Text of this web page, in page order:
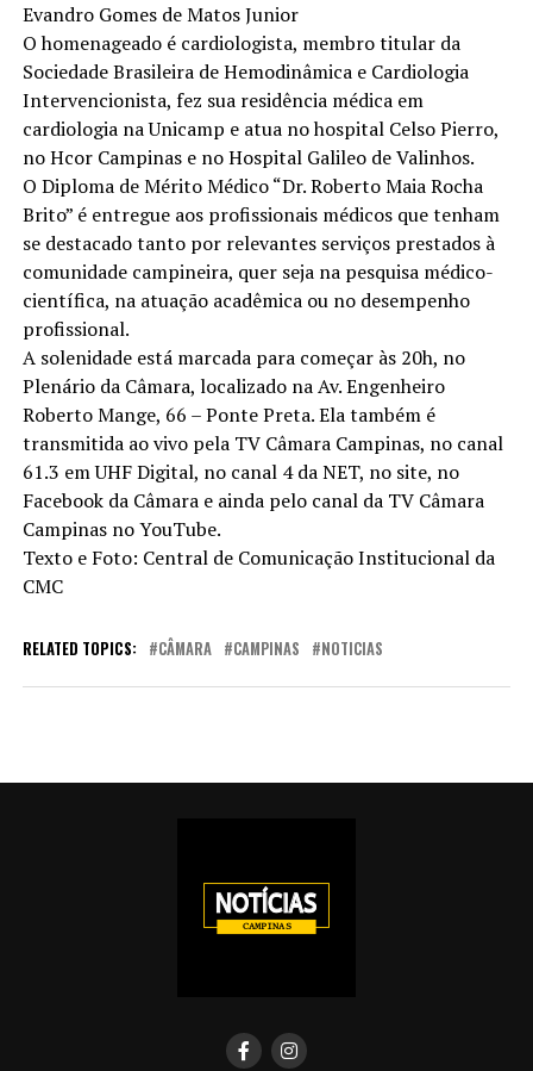
Evandro Gomes de Matos Junior
O homenageado é cardiologista, membro titular da
Sociedade Brasileira de Hemodinâmica e Cardiologia
Intervencionista, fez sua residência médica em
cardiologia na Unicamp e atua no hospital Celso Pierro,
no Hcor Campinas e no Hospital Galileo de Valinhos.
O Diploma de Mérito Médico “Dr. Roberto Maia Rocha
Brito” é entregue aos profissionais médicos que tenham
se destacado tanto por relevantes serviços prestados à
comunidade campineira, quer seja na pesquisa médico-
científica, na atuação acadêmica ou no desempenho
profissional.
A solenidade está marcada para começar às 20h, no
Plenário da Câmara, localizado na Av. Engenheiro
Roberto Mange, 66 – Ponte Preta. Ela também é
transmitida ao vivo pela TV Câmara Campinas, no canal
61.3 em UHF Digital, no canal 4 da NET, no site, no
Facebook da Câmara e ainda pelo canal da TV Câmara
Campinas no YouTube.
Texto e Foto: Central de Comunicação Institucional da
CMC
RELATED TOPICS: CÂMARA CAMPINAS NOTICIAS